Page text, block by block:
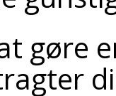
gøre